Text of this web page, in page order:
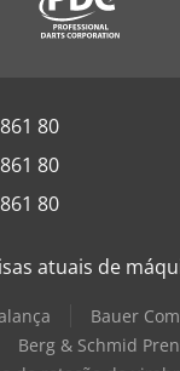
80
80
80
atuais de
Bauer
Berg & Schmid